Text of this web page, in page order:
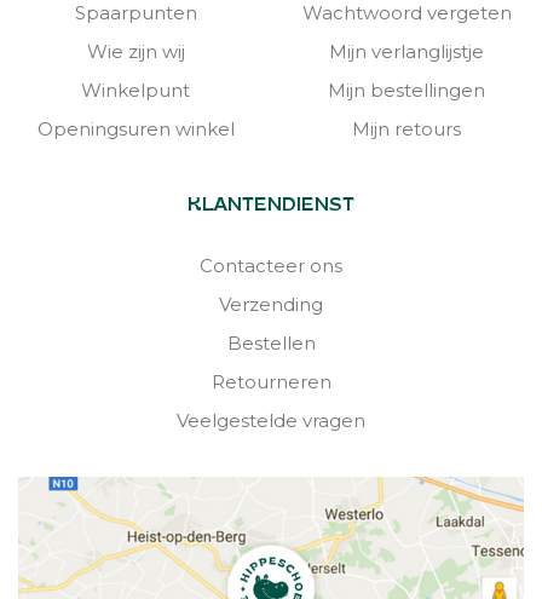
Spaarpunten
Wie zijn wij
Winkelpunt
Openingsuren winkel
Wachtwoord vergeten
Mijn verlanglijstje
Mijn bestellingen
Mijn retours
KLANTENDIENST
Contacteer ons
Verzending
Bestellen
Retourneren
Veelgestelde vragen